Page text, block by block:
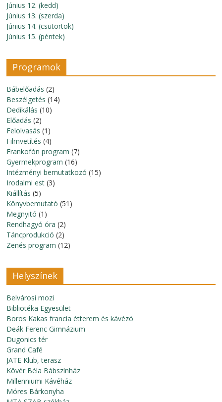
Június 12. (kedd)
Június 13. (szerda)
Június 14. (csütörtök)
Június 15. (péntek)
Programok
Bábelőadás (2)
Beszélgetés (14)
Dedikálás (10)
Előadás (2)
Felolvasás (1)
Filmvetítés (4)
Frankofón program (7)
Gyermekprogram (16)
Intézményi bemutatkozó (15)
Irodalmi est (3)
Kiállítás (5)
Könyvbemutató (51)
Megnyitó (1)
Rendhagyó óra (2)
Táncprodukció (2)
Zenés program (12)
Helyszínek
Belvárosi mozi
Bibliotéka Egyesület
Boros Kakas francia étterem és kávézó
Deák Ferenc Gimnázium
Dugonics tér
Grand Café
JATE Klub, terasz
Kövér Béla Bábszínház
Millenniumi Kávéház
Móres Bárkonyha